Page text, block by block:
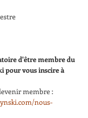
d'être membre du
pour vous inscire à
membre :
nous-